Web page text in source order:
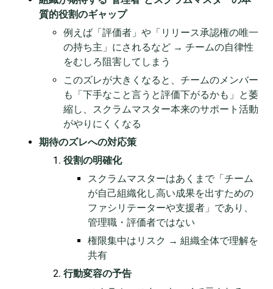
質的役割のギャップ
例えば「評価者」や「リリース承認権の唯一
の持ち主」にされるなど → チームの自律性
をむしろ阻害してしまう
このズレが大きくなると、チームのメンバー
も「下手なこと言うと評価下がるかも」と萎
縮し、スクラムマスター本来のサポート活動
がやりにくくなる
期待のズレへの対応策
役割の明確化
スクラムマスターはあくまで「チーム
が自己組織化し高い成果を出すための
ファシリテーターや支援者」であり、
管理職・評価者ではない
権限集中はリスク → 組織全体で理解を
共有
行動変容の予告